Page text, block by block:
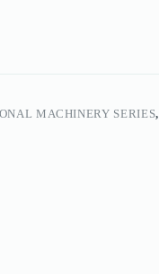
MACHINERY SERIES,